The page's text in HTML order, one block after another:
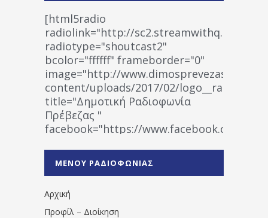
[html5radio
radiolink="http://
radiotype="shoutcast2"
bcolor="ffffff" frameborder="0"
image="http://www.dimosprevezas.gr/wp-
content/uploads/2017/02/
title="Δημοτική Ραδιοφωνία
Πρέβεζας "
facebook="https://www.facebook.com/
1531194763766854/" artist="" ]
ΜΕΝΟΥ ΡΑΔΙΟΦΩΝΙΑΣ
Αρχική
Προφίλ – Διοίκηση